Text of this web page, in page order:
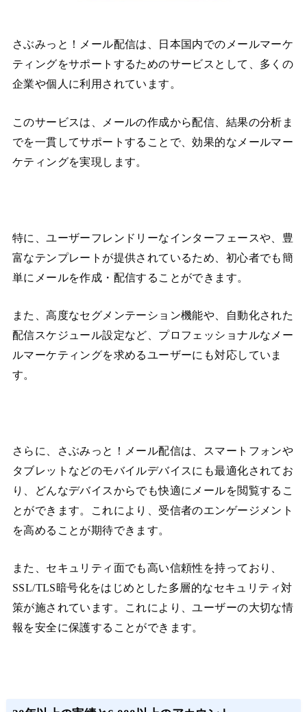
さぶみっと！メール配信は、日本国内でのメールマーケ
ティングをサポートするためのサービスとして、多くの
企業や個人に利用されています。
このサービスは、メールの作成から配信、結果の分析ま
でを一貫してサポートすることで、効果的なメールマー
ケティングを実現します。
特に、ユーザーフレンドリーなインターフェースや、豊
富なテンプレートが提供されているため、初心者でも簡
単にメールを作成・配信することができます。
また、高度なセグメンテーション機能や、自動化された
配信スケジュール設定など、プロフェッショナルなメー
ルマーケティングを求めるユーザーにも対応していま
す。
さらに、さぶみっと！メール配信は、スマートフォンや
タブレットなどのモバイルデバイスにも最適化されてお
り、どんなデバイスからでも快適にメールを閲覧するこ
とができます。これにより、受信者のエンゲージメント
を高めることが期待できます。
また、セキュリティ面でも高い信頼性を持っており、
SSL/TLS暗号化をはじめとした多層的なセキュリティ対
策が施されています。これにより、ユーザーの大切な情
報を安全に保護することができます。